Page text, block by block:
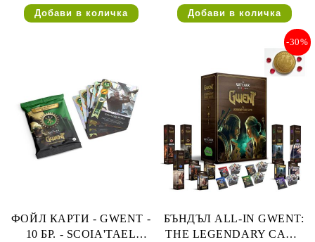
ФОЙЛ КАРТИ - GWENT -
10 БР. - SCOIA'TAEL
БЪНДЪЛ ALL-IN GWENT:
THE LEGENDARY CARD
-30%